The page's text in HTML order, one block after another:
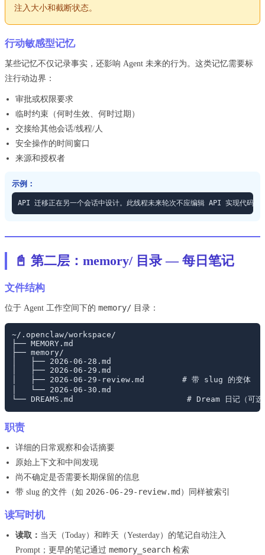
注入大小和截断状态。
行动敏感型记忆
某些记忆不仅记录事实，还影响 Agent 未来的行为。这类记忆需要标
注行动边界：
审批或权限要求
临时约束（何时生效、何时过期）
交接给其他会话/线程/人
安全操作的时间窗口
来源和授权者
示例：
API 迁移正在另一个会话中设计。此线程未来轮次不应编辑 API 实现代码；
📓 第二层：memory/ 目录 — 每日笔记
文件结构
位于 Agent 工作空间下的 memory/ 目录：
~/.openclaw/workspace/
├── MEMORY.md
├── memory/
│   ├── 2026-06-28.md
│   ├── 2026-06-29.md
│   ├── 2026-06-29-review.md        # 带 slug 的变体
│   └── 2026-06-30.md
职责
详细的日常观察和会话摘要
原始上下文和中间发现
尚不确定是否需要长期保留的信息
带 slug 的文件（如 2026-06-29-review.md ）同样被索引
读写时机
读取： 当天（Today）和昨天（Yesterday）的笔记自动注入
Prompt；更早的笔记通过 memory_search 检索